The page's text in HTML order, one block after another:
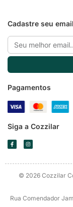
Pagamentos
c
e
o
o
k
f
s
t
© 2026 Cozzilar